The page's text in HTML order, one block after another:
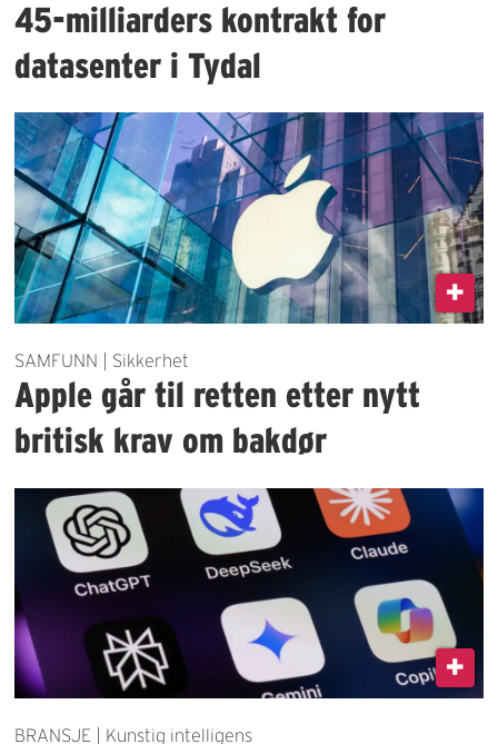
45-milliarders kontrakt for
datasenter i Tydal
SAMFUNN | Sikkerhet
Apple går til retten etter nytt
britisk krav om bakdør
BRANSJE | Kunstig intelligens